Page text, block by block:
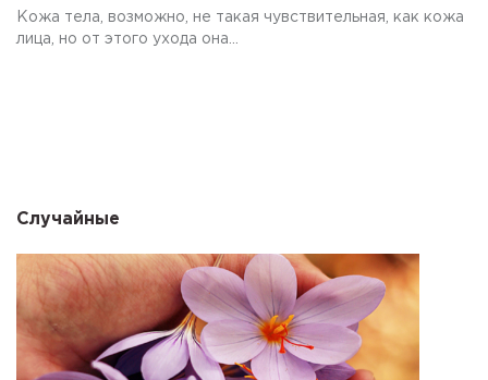
Кожа тела, возможно, не такая чувствительная, как кожа
лица, но от этого ухода она...
Случайные